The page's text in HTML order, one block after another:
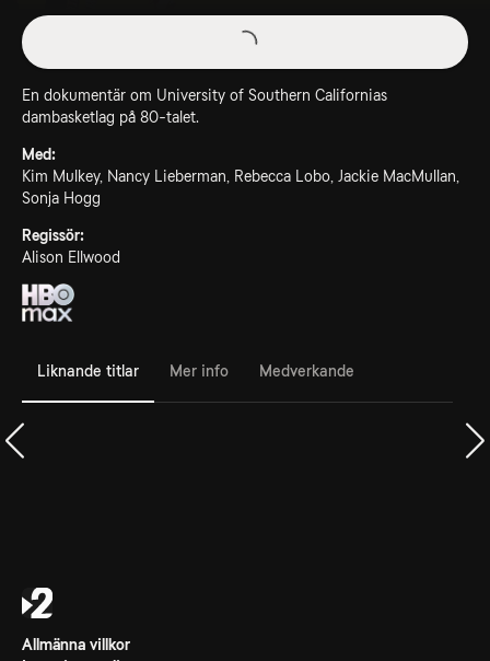
En dokumentär om University of Southern Californias
dambasketlag på 80-talet.
Med:
Kim Mulkey, Nancy Lieberman, Rebecca Lobo, Jackie MacMullan,
Sonja Hogg
Regissör:
Alison Ellwood
Liknande titlar Mer info Medverkande
Allmänna villkor